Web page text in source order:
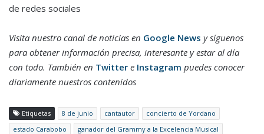
de redes sociales
Visita nuestro canal de noticias en Google News y síguenos
para obtener información precisa, interesante y estar al día
con todo. También en Twitter e Instagram puedes conocer
diariamente nuestros contenidos
Etiquetas 8 de junio cantautor
concierto de Yordano
estado Carabobo
ganador del Grammy a la Excelencia Musical